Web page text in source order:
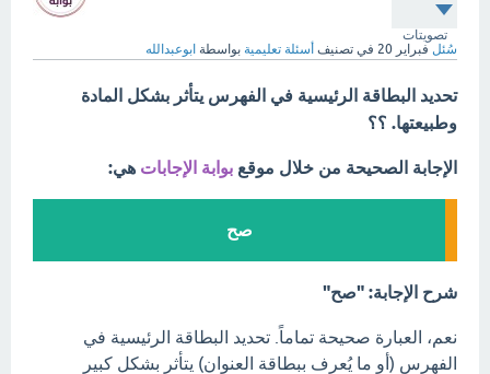
تصويتات
سُئل فبراير 20 في تصنيف أسئلة تعليمية بواسطة ابوعبدالله
تحديد البطاقة الرئيسية في الفهرس يتأثر بشكل المادة
وطبيعتها. ؟؟
الإجابة الصحيحة من خلال موقع بوابة الإجابات هي:
صح
شرح الإجابة: "صح"
نعم، العبارة صحيحة تماماً. تحديد البطاقة الرئيسية في
الفهرس (أو ما يُعرف ببطاقة العنوان) يتأثر بشكل كبير